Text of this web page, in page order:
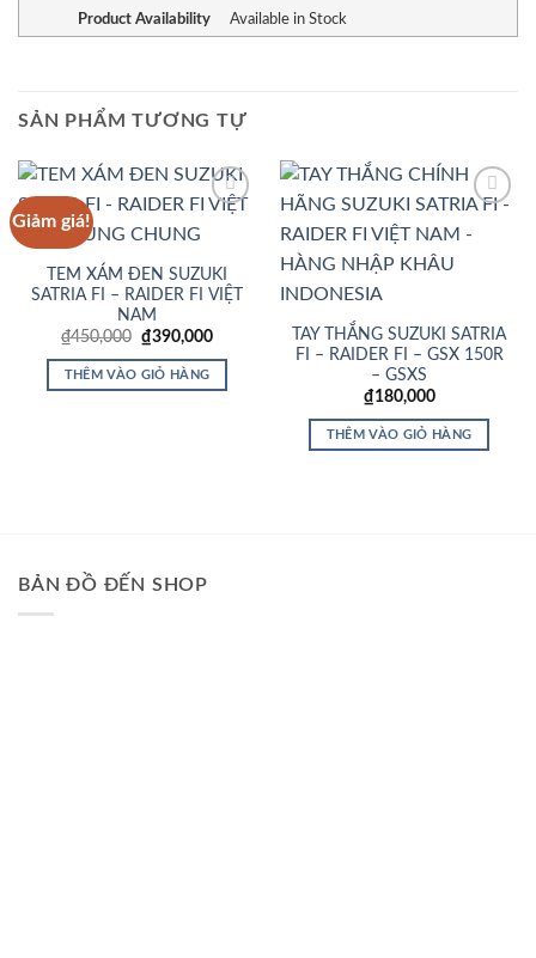
Product Availability Available in Stock
SẢN PHẨM TƯƠNG TỰ
Giảm giá!
Wishlist
TEM XÁM ĐEN SUZUKI
SATRIA FI – RAIDER FI VIỆT
NAM
₫450,000 Giá
là:
₫450,000.
₫390,000Giá
THÊM VÀO GIỎ HÀNG
Wishlist
TAY THẮNG SUZUKI SATRIA
FI – RAIDER FI – GSX 150R
– GSXS
₫180,000
THÊM VÀO GIỎ HÀNG
BẢN ĐỒ ĐẾN SHOP